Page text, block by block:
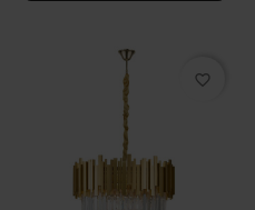
favorite_border